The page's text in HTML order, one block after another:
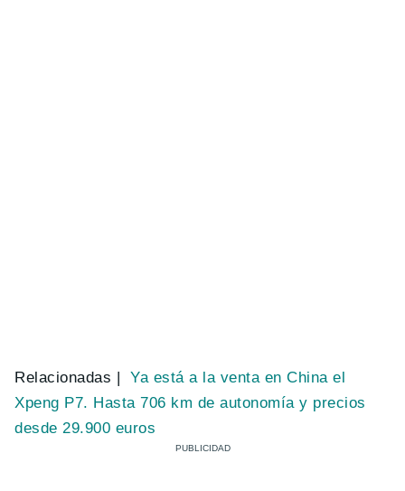
Relacionadas |Ya está a la venta en China el
Xpeng P7. Hasta 706 km de autonomía y precios
desde 29.900 euros